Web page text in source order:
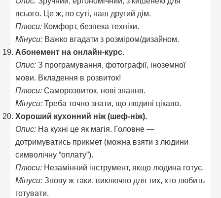
всього. Це ж, по суті, наш другий дім.
Плюси: Комфорт, безпека техніки.
Мінуси: Важко вгадати з розміром/дизайном.
Абонемент на онлайн-курс.
Опис: З програмування, фотографії, іноземної
мови. Вкладення в розвиток!
Плюси: Саморозвиток, нові знання.
Мінуси: Треба точно знати, що людині цікаво.
Хороший кухонний ніж (шеф-ніж).
Опис: На кухні це як магія. Головне —
дотримуватись прикмет (можна взяти з людини
символічну “оплату”).
Плюси: Незамінний інструмент, якщо людина готує.
Мінуси: Знову ж таки, виключно для тих, хто любить
готувати.